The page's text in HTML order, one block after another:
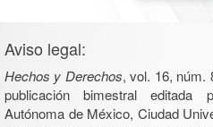
Aviso legal:
Hechos y Derechos, vol. 16, núm.
publicación bimestral editada
Autónoma de México, Ciudad